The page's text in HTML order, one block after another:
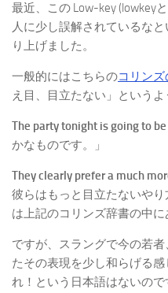
最近、この Low-key (lowkey
人に少し誤解されているな
り上げました。
一般的にはこちらのコリン
え目、目立たない」というよ
The party tonight is going to
かなものです。」
They clearly prefer a much
彼らはもっと目立たないや
は上記のコリンズ辞書の中に
ですが、スラングで今の若
たその表現を少し和らげる
れ！という日本語はないの